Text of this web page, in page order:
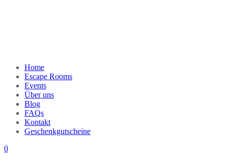
Home
Escape Rooms
Events
Über uns
Blog
FAQs
Kontakt
Geschenkgutscheine
0